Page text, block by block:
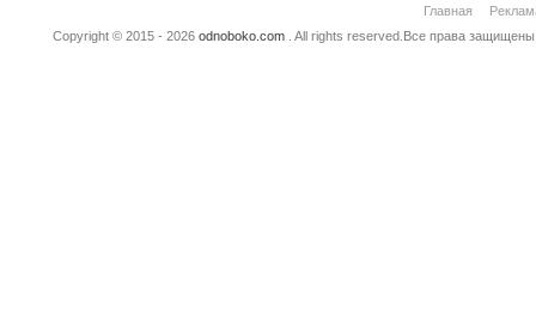
Главная
Copyright © 2015 - 2026 odnoboko.com. All rights reserved.Все права защищены.